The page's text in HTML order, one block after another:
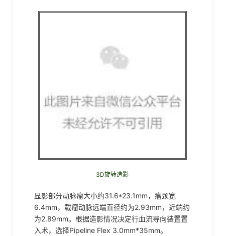
3D旋转造影
显影部分动脉瘤大小约31.6*23.1mm，瘤颈宽
6.4mm，载瘤动脉远端直径约为2.93mm，近端约
为2.89mm。 根据造影情况决定行血流导向装置置
入术，选择Pipeline Flex 3.0mm*35mm。